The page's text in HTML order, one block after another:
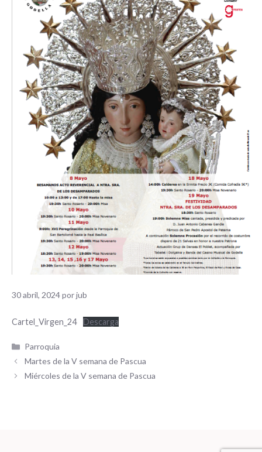
30 abril, 2024porjub
Cartel_Virgen_24 Descarga
Categorías
Parroquia
Martes de la V semana de Pascua
Miércoles de la V semana de Pascua